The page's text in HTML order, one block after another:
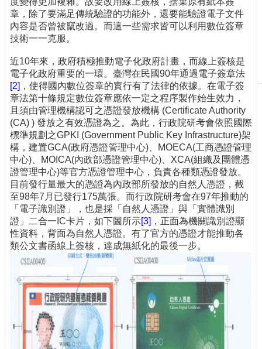
出
版
刊
物
校
務
服
務
專
題
報
導
技
術
論
壇
產
業
欄
章，除了要滿足傳統驗證的功能外，還要能驗證電子文件
內容是否曾被竄改過。而這一些需求皆可以利用數位簽章
技術一一克服。
近10年來，政府積極推動電子化政府計畫，而線上簽核是
電子化政府重要的一環。臺灣在民國90年通過電子簽章法
[2] ，使得國內數位簽章的實行有了法律的依據。在電子簽
章法第十條規定數位簽章應依一定之程序製作始生效力，
且須由管理機構認可之憑證發放機構 (Certificate Authority
(CA) ) 發放之有效憑證為之。為此，行政院研考會依照國際
標準規劃之GPKI (Government Public Key Infrastructure)架
構，建置GCA(政府憑證管理中心)、MOECA(工商憑證管理
中心)、MOICA(內政部憑證管理中心)、XCA(組織及團體憑
證管理中心)等官方憑證管理中心，負責各種類憑證發放。
目前發行量最大的憑證為內政部所發放的自然人憑證，截
至98年7月已發行175萬張。而行政院研考會在97年推動的
「電子識別證」，也是採「自然人憑證」與「實體識別
證」二合一IC卡片，如下圖所示[3] ，正面為機關識別證顯
性資料，背面為自然人憑證。有了官方的憑證才能推動各
類公文書函線上簽核，達成無紙化的最後一步。